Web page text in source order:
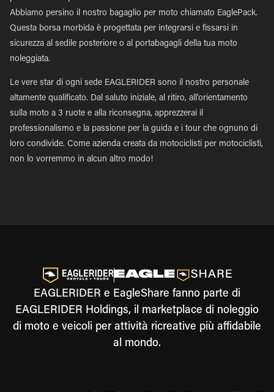
Abbiamo persino il nostro bagaglio per moto chiamato EaglePack.
Questa borsa morbida è progettata per integrarsi e fissarsi in
sicurezza al sedile posteriore o al portabagagli della tua moto
noleggiata.
Le vere star di ogni sede EAGLERIDER sono il nostro personale
altamente qualificato. Dal saluto iniziale, al ritiro, all'orientamento
sulla moto a 3 ruote e alla riconsegna, apprezzerai il
professionalismo e la passione per la guida e i tour che ognuno di
loro condivide. Come azienda creata da motociclisti per motociclisti,
non lo vorremmo in alcun altro modo!
EAGLERIDER e EagleShare fanno parte di
EAGLERIDER Holdings, il marketplace di noleggio
di moto e veicoli per attività ricreative più affidabile
al mondo.